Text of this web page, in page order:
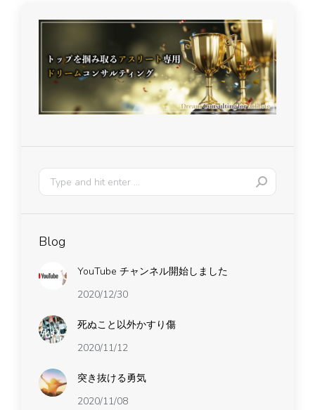
Blog
YouTube チャンネル開始しました
2020/12/30
死ぬこと以外かすり傷
2020/11/12
突き抜ける勇気
2020/11/08